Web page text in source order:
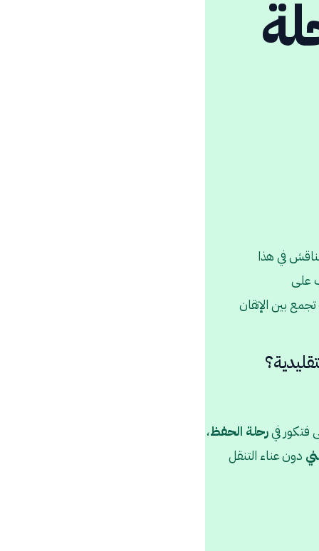
في هذا
على
بين الإتقان
فتكور فيرحلة الحفظ،
دون عناء التنقل